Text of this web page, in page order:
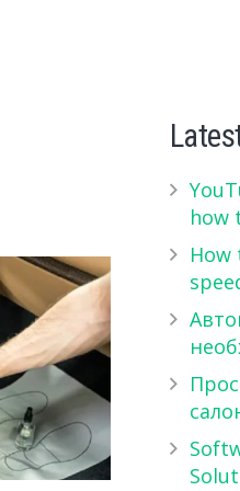
how
How